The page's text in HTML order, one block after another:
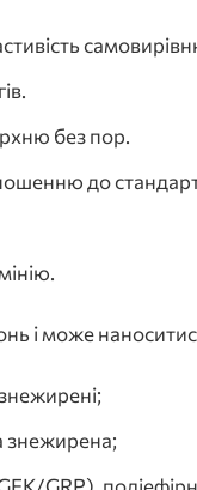
без пор.
до
і може
знежирена;